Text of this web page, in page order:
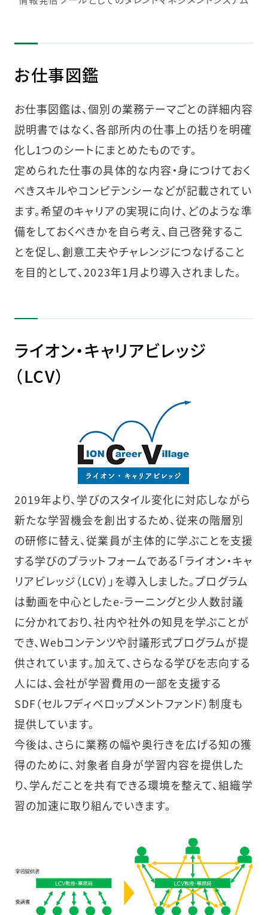
お仕事図鑑
お仕事図鑑は、個別の業務テーマごとの詳細内容
説明書ではなく、各部所内の仕事上の括りを明確
化し1つのシートにまとめたものです。
定められた仕事の具体的な内容・身につけておく
べきスキルやコンピテンシーなどが記載されてい
ます。希望のキャリアの実現に向け、どのような準
備をしておくべきかを自ら考え、自己啓発するこ
とを促し、創意工夫やチャレンジにつなげること
を目的として、2023年1月より導入されました。
ライオン・キャリアビレッジ
（LCV）
2019年より、学びのスタイル変化に対応しながら
新たな学習機会を創出するため、従来の階層別
の研修に替え、従業員が主体的に学ぶことを支援
する学びのプラットフォームである「ライオン・キャ
リアビレッジ（LCV）」を導入しました。プログラム
は動画を中心としたe-ラーニングと少人数討議
に分かれており、社内や社外の知見を学ぶことが
でき、Webコンテンツや討議形式プログラムが提
供されています。加えて、さらなる学びを志向する
人には、会社が学習費用の一部を支援する
SDF（セルフディベロップメントファンド）制度も
提供しています。
今後は、さらに業務の幅や奥行きを広げる知の獲
得のために､対象者自身が学習内容を提供した
り、学んだことを共有できる環境を整えて、組織学
習の加速に取り組んでいきます。